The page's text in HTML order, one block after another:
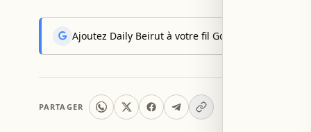
Ajoutez Daily Beirut à votre fil Google News pour
PARTAGER